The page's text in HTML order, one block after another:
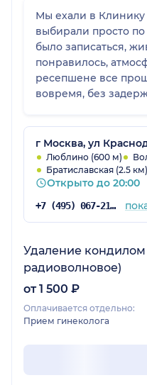
Мы ехали в
выбирали просто
было записаться,
понравилось,
ресепшене все
вовремя, без
г Москва, ул
Люблино (600 м)
Братиславская (2.5 км)
Открыто до 20:00
+7 (495) 067-21-13
Удаление кондилом
радиоволновое)
от 1 500 ₽
Оплачивается отдельно:
Прием гинеколога